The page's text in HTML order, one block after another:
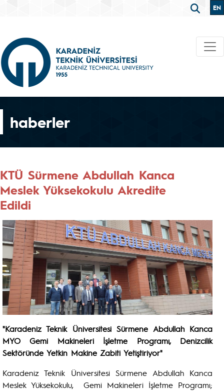
EN
haberler
KTÜ Sürmene Abdullah Kanca
Meslek Yüksekokulu Akredite
Edildi
"Karadeniz Teknik Üniversitesi Sürmene Abdullah Kanca
MYO Gemi Makineleri İşletme Programı, Denizcilik
Sektöründe Yetkin Makine Zabiti Yetiştiriyor"
Karadeniz Teknik Üniversitesi Sürmene Abdullah Kanca
Meslek Yüksekokulu, Gemi Makineleri İşletme Programı;